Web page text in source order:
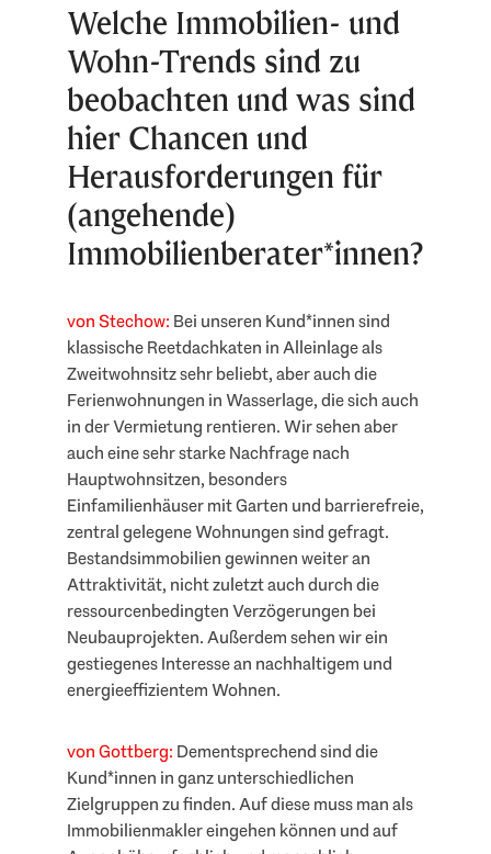
Welche Immobilien- und
Wohn-Trends sind zu
beobachten und was sind
hier Chancen und
Herausforderungen für
(angehende)
Immobilienberater*innen?
von Stechow: Bei unseren Kund*innen sind
klassische Reetdachkaten in Alleinlage als
Zweitwohnsitz sehr beliebt, aber auch die
Ferienwohnungen in Wasserlage, die sich auch
in der Vermietung rentieren. Wir sehen aber
auch eine sehr starke Nachfrage nach
Hauptwohnsitzen, besonders
Einfamilienhäuser mit Garten und barrierefreie,
zentral gelegene Wohnungen sind gefragt.
Bestandsimmobilien gewinnen weiter an
Attraktivität, nicht zuletzt auch durch die
ressourcenbedingten Verzögerungen bei
Neubauprojekten. Außerdem sehen wir ein
gestiegenes Interesse an nachhaltigem und
energieeffizientem Wohnen.
von Gottberg: Dementsprechend sind die
Kund*innen in ganz unterschiedlichen
Zielgruppen zu finden. Auf diese muss man als
Immobilienmakler eingehen können und auf